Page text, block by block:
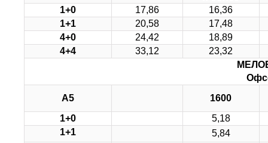
1+0
17,86
16,36
1+1
20,58
17,48
4+0
24,42
18,89
4+4
33,12
23,32
А5
1600
1+0
5,18
1+1
5,84